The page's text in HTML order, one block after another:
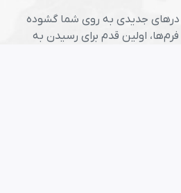
درهای جدیدی به روی شما گشوده
اولین قدم برای رسیدن به